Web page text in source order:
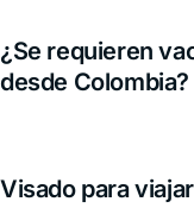
¿Se requieren
desde Colombia?
Visado para